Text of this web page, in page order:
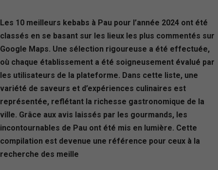
Les 10 meilleurs kebabs à Pau pour l’année 2024 ont été
classés en se basant sur les lieux les plus commentés sur
Google Maps. Une sélection rigoureuse a été effectuée,
où chaque établissement a été soigneusement évalué par
les utilisateurs de la plateforme. Dans cette liste, une
variété de saveurs et d’expériences culinaires est
représentée, reflétant la richesse gastronomique de la
ville. Grâce aux avis laissés par les gourmands, les
incontournables de Pau ont été mis en lumière. Cette
compilation est devenue une référence pour ceux à la
recherche des meille